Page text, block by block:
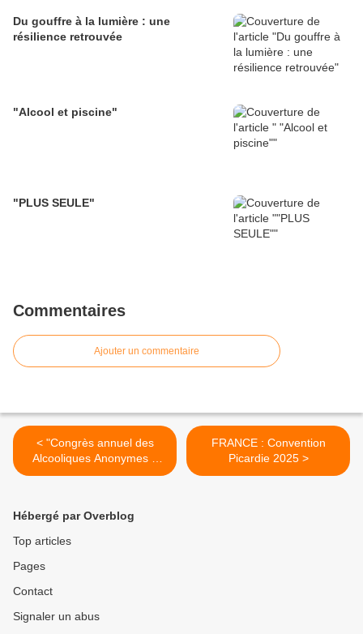
Du gouffre à la lumière : une
résilience retrouvée
"Alcool et piscine"
"PLUS SEULE"
Commentaires
Ajouter un commentaire
< "Congrès annuel des
Alcooliques Anonymes à
Saguenay"
FRANCE : Convention
Picardie 2025 >
Hébergé par Overblog
Top articles
Pages
Contact
Signaler un abus